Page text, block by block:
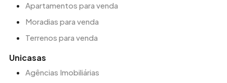
Apartamentos para venda
Moradias para venda
Terrenos para venda
Unicasas
Agências Imobiliárias